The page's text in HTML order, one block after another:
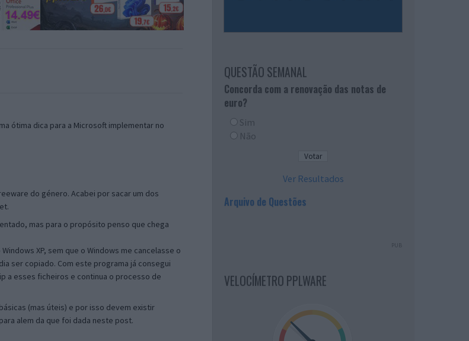
ótima dica para a Microsoft implementar no
do género. Acabei por sacar um dos
mas para o propósito penso que chega
XP, sem que o Windows me cancelasse o
ser copiado. Com este programa já consegui
a esses ficheiros e continua o processo de
(mas úteis) e por isso devem existir
alem da que foi dada neste post.
QUESTÃO SEMANAL
Concorda com a renovação das notas de
euro?
Sim
Não
Ver Resultados
Arquivo de Questões
PUB
VELOCÍMETRO PPLWARE